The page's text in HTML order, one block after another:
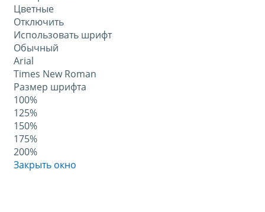
Цветные
Отключить
Использовать шрифт
Обычный
Arial
Times New Roman
Размер шрифта
100%
125%
150%
175%
200%
Закрыть окно